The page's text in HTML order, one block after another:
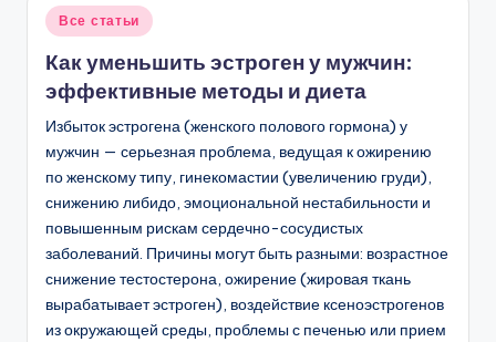
Опубликовано
Все статьи
Как уменьшить эстроген у мужчин:
эффективные методы и диета
Избыток эстрогена (женского полового гормона) у
мужчин — серьезная проблема, ведущая к ожирению
по женскому типу, гинекомастии (увеличению груди),
снижению либидо, эмоциональной нестабильности и
повышенным рискам сердечно-сосудистых
заболеваний. Причины могут быть разными: возрастное
снижение тестостерона, ожирение (жировая ткань
вырабатывает эстроген), воздействие ксеноэстрогенов
из окружающей среды, проблемы с печенью или прием